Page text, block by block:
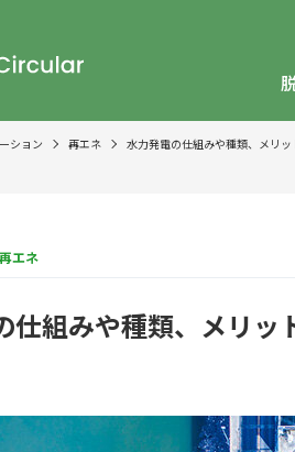
ション 再エネ 水力発電の仕組みや種類、メリ
再エネ
仕組みや種類、メリ